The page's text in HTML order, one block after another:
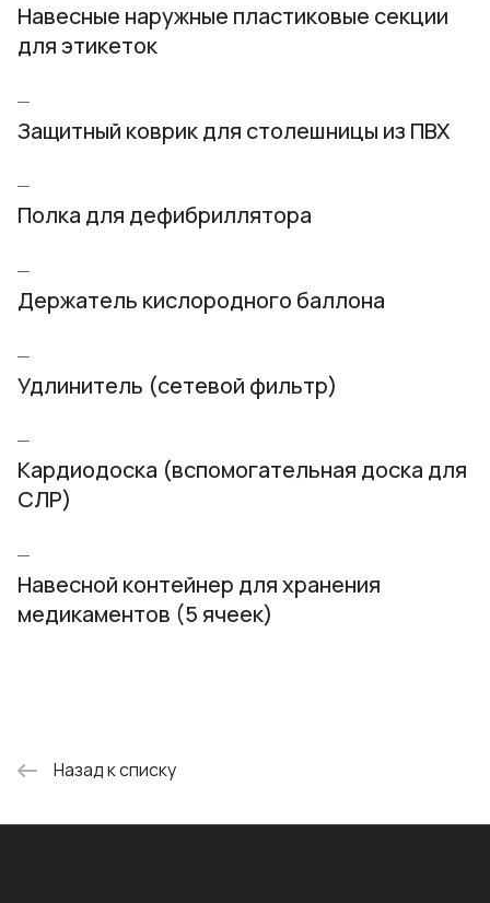
Навесные наружные пластиковые секции
для этикеток
Защитный коврик для столешницы из ПВХ
Полка для дефибриллятора
Держатель кислородного баллона
Удлинитель (сетевой фильтр)
Кардиодоска (вспомогательная доска для
СЛР)
Навесной контейнер для хранения
медикаментов (5 ячеек)
Назад к списку